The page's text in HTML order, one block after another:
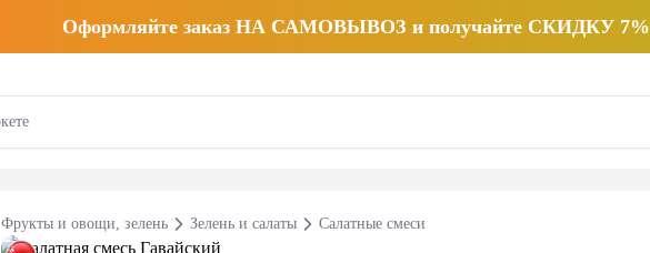
Оформляйте заказ НА САМОВЫВОЗ и получайте СКИДКУ 7%
Фрукты и овощи, зелень Зелень и салаты Салатные смеси